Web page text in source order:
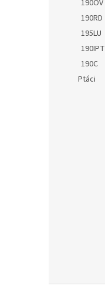
190OV
190RD
195LU
190IPT
190C
Ptáci